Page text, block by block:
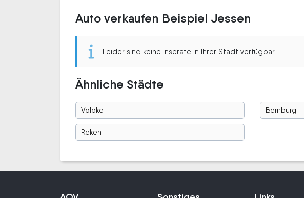
Auto verkaufen Beispiel Jessen
Leider sind keine Inserate in Ihrer Stadt verfügbar
Ähnliche Städte
Völpke Bernburg
Reken